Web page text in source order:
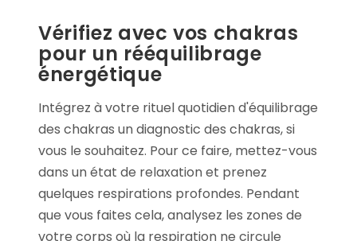
Vérifiez avec vos chakras
pour un rééquilibrage
énergétique
Intégrez à votre rituel quotidien d'équilibrage
des chakras un diagnostic des chakras, si
vous le souhaitez. Pour ce faire, mettez-vous
dans un état de relaxation et prenez
quelques respirations profondes. Pendant
que vous faites cela, analysez les zones de
votre corps où la respiration ne circule